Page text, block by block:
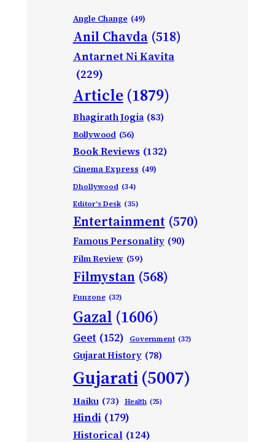
Angle Change (49)
Anil Chavda (518)
Antarnet Ni Kavita
(229)
Article (1879)
Bhagirath Jogia (83)
Bollywood (56)
Book Reviews (132)
Cinema Express (49)
Dhollywood (34)
Editor's Desk (35)
Entertainment (570)
Famous Personality (90)
Film Review (59)
Filmystan (568)
Funzone (32)
Gazal (1606)
Geet (152) Government (32)
Gujarat History (78)
Gujarati(5007)
Haiku (73) Health (25)
Hindi (179)
Historical (124)